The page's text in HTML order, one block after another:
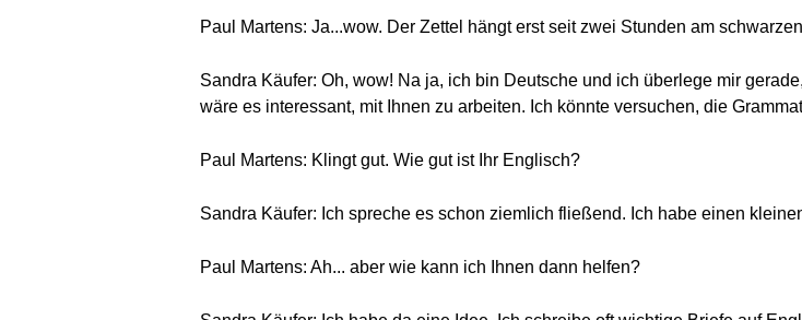
Paul Martens: Ja...wow. Der Zettel hängt erst seit zwei Stunden am
Sandra Käufer: Oh, wow! Na ja, ich bin Deutsche und ich überlege mir
wäre es interessant, mit Ihnen zu arbeiten. Ich könnte versuchen, die
Paul Martens: Klingt gut. Wie gut ist Ihr Englisch?
Sandra Käufer: Ich spreche es schon ziemlich fließend. Ich habe einen
Paul Martens: Ah... aber wie kann ich Ihnen dann helfen?